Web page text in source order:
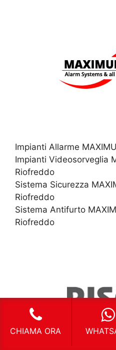
Impianti Allarme
Impianti Videosorveglia
Riofreddo
Sistema Sicurezza
Riofreddo
Sistema Antifurto
Riofreddo
CHIAMA ORA